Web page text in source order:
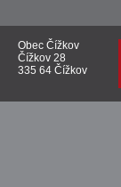
Obec Čížkov
Čížkov 28
335 64 Čížkov